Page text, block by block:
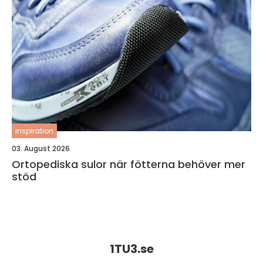
inspiration
03. August 2026
Ortopediska sulor när fötterna behöver mer
stöd
1TU3.se